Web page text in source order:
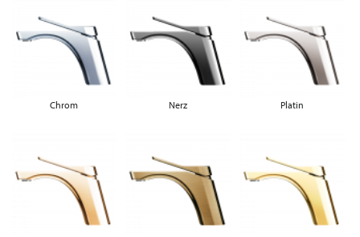
Chrom Nerz Platin